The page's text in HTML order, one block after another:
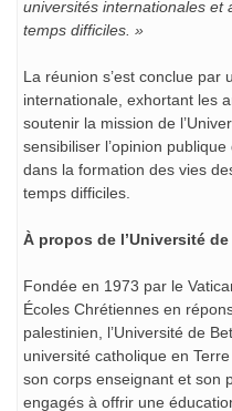
universités internationales et
temps difficiles. »
La réunion s’est conclue par
internationale, exhortant les
soutenir la mission de
sensibiliser l’opinion
dans la formation des vies
temps difficiles.
À propos de l’Université
Fondée en 1973 par le
Écoles Chrétiennes en
palestinien, l’Université de
université catholique en
son corps enseignant et son
engagés à offrir une